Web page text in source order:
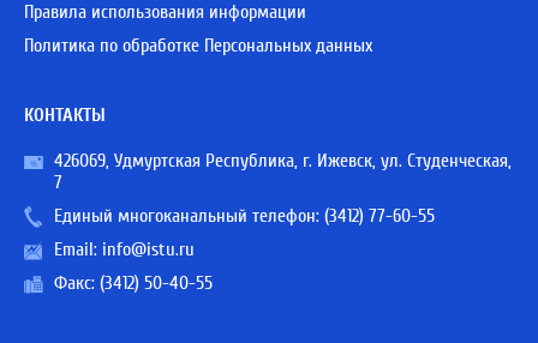
Правила использования информации
Политика по обработке Персональных данных
КОНТАКТЫ
426069, Удмуртская Республика, г. Ижевск, ул. Студенческая,
7
Единый многоканальный телефон: (3412) 77-60-55
Email: info@istu.ru
Факс: (3412) 50-40-55